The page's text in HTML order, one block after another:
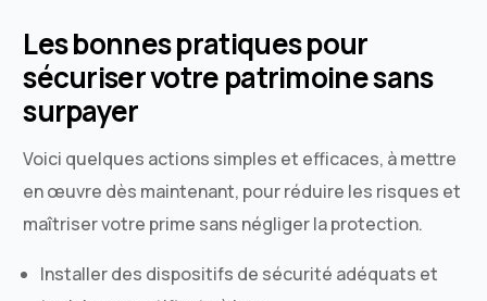
Les bonnes pratiques pour
sécuriser votre patrimoine sans
surpayer
Voici quelques actions simples et efficaces, à mettre
en œuvre dès maintenant, pour réduire les risques et
maîtriser votre prime sans négliger la protection.
Installer des dispositifs de sécurité adéquats et